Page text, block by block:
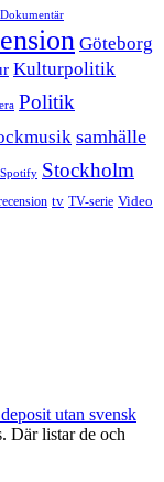
Dokumentär
Göteborg
Kulturpolitik
Politik
samhälle
Spotify Stockholm
tv TV-serie Video
utan svensk
Där listar de och